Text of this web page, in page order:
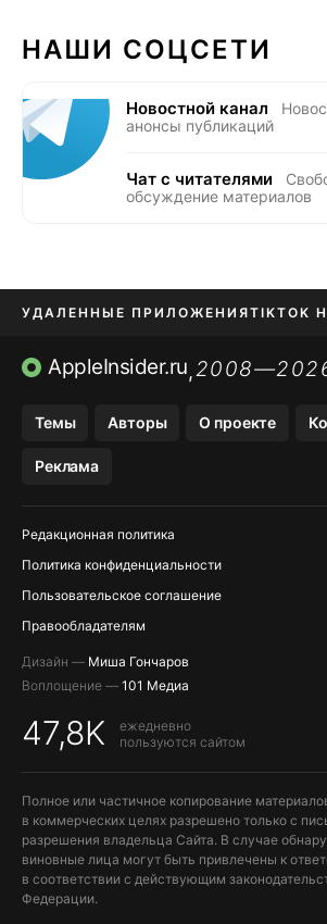
НАШИ СОЦСЕТИ
Новостной канал
анонсы публикаций
Чат с читателями
обсуждение материалов
УДАЛЕННЫЕ ПРИЛОЖЕНИЯTIKTOK
ПРИЛОЖЕНИЯ БЕЗ APP STORE
AppleInsider.ru,
Темы Авторы О проекте
Реклама
Редакционная политика
Политика конфиденциальности
Пользовательское соглашение
Правообладателям
Дизайн — Миша Гончаров
Воплощение — 101 Медиа
47,8K
ежедневно
пользуются сайтом
Полное или частичное копирование
в коммерческих целях разрешено только с
разрешения владельца Сайта. В случае
виновные лица могут быть привлечены к
в соответствии с действующим
Федерации.